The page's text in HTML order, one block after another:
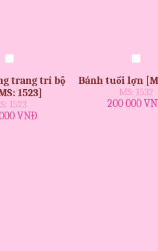
trang trí bộ
1523]
1523
VNĐ
Bánh tuổi lợn
MS: 1532
200 000